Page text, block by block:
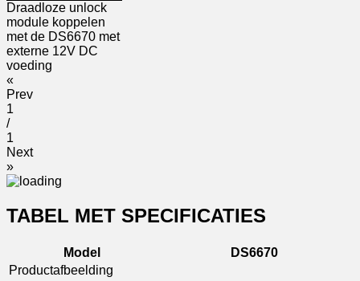
Draadloze unlock
module koppelen
met de DS6670 met
externe 12V DC
voeding
«
Prev
1
/
1
Next
»
TABEL MET SPECIFICATIES
Model
DS6670
Productafbeelding